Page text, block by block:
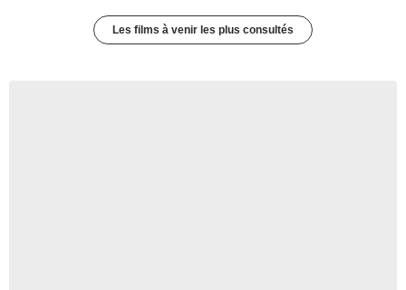
Les films à venir les plus consultés